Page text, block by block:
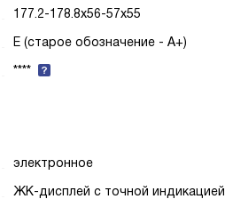
177.2-178.8x56-57x55
E (старое обозначение - A+)
****
электронное
ЖК-дисплей с точной индикацией